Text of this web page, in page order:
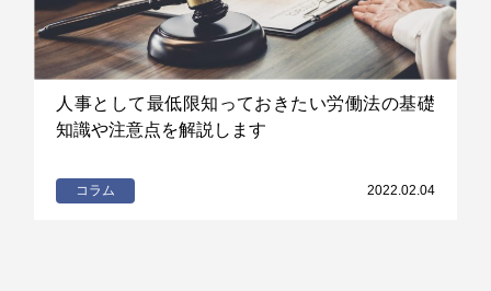
人事として最低限知っておきたい労働法の基礎
知識や注意点を解説します
コラム 2022.02.04